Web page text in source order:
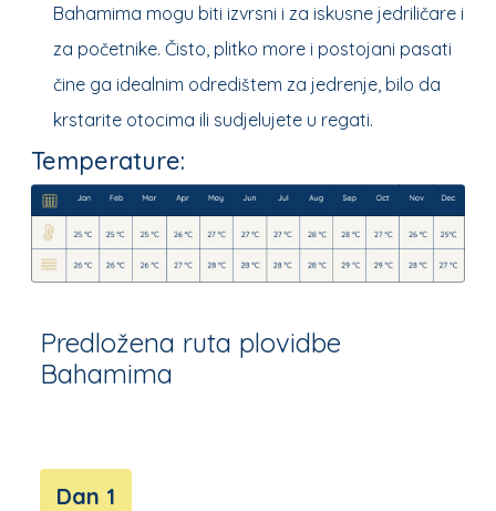
Bahamima mogu biti izvrsni i za iskusne jedriličare i
za početnike. Čisto, plitko more i postojani pasati
čine ga idealnim odredištem za jedrenje, bilo da
krstarite otocima ili sudjelujete u regati.
Temperature:
Predložena ruta plovidbe
Bahamima
Dan 1